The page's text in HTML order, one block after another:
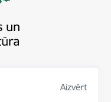
Aizvērt